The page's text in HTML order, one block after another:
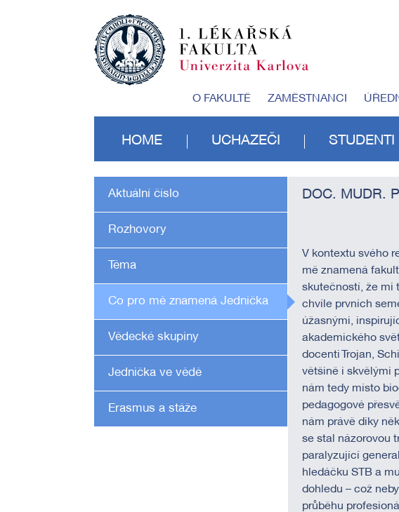
O FAKULTĚ ZAMĚSTNANCI
HOME UCHAZEČI STUDENTI
Aktuální číslo
Rozhovory
Téma
Co pro mě znamená Jednička
DOC. MUDR.
V kontextu svého
mě znamená
skutečností, že mi
chvíle prvních
úžasnými,
akademického
docenti Trojan,
většině i skvělými
nám tedy místo
pedagogové
nám právě díky
se stal názorovou
paralyzující
hledáčku STB a
dohledu – což
průběhu
Vědecké skupiny
Jednička ve vědě
Erasmus a stáže